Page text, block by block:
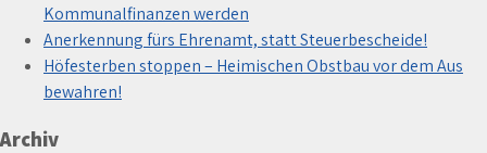
Kommunalfinanzen werden
Anerkennung fürs Ehrenamt, statt Steuerbescheide!
Höfesterben stoppen – Heimischen Obstbau vor dem Aus
bewahren!
Archiv